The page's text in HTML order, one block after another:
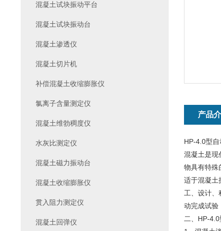
产品
HP-4.0型
混凝土是现
物具有特殊
适于混凝土
工、设计、
动完成试验
二、HP-
混凝土试块振动平台
混凝土试块振动台
混凝土渗透仪
混凝土切片机
补偿混凝土收缩膨胀仪
氯离子含量测定仪
混凝土维勃稠度仪
水灰比测定仪
混凝土磁力振动台
混凝土收缩膨胀仪
贯入阻力测定仪
混凝土回弹仪